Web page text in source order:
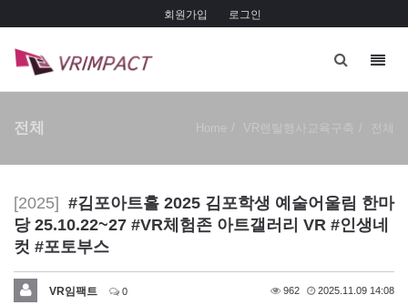
회원가입 로그인
전체 Home VR렌탈행사교육구축 전체
[2025]
#김포아트홀 2025 김포학생 예술어울림 한마
당 25.10.22~27 #VR체험존 아트갤러리 VR #인생네
컷 #포토부스
VR임팩트 0 962 2025.11.09 14:08